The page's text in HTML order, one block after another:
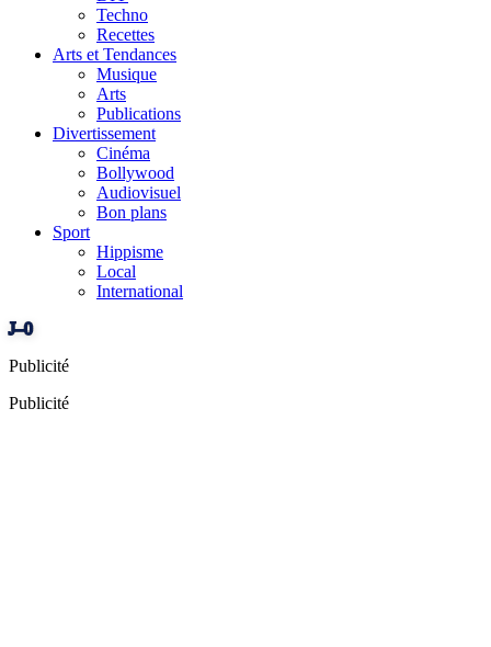
Techno
Recettes
Arts et Tendances
Musique
Arts
Publications
Divertissement
Cinéma
Bollywood
Audiovisuel
Bon plans
Sport
Hippisme
Local
International
J–0
Publicité
Publicité